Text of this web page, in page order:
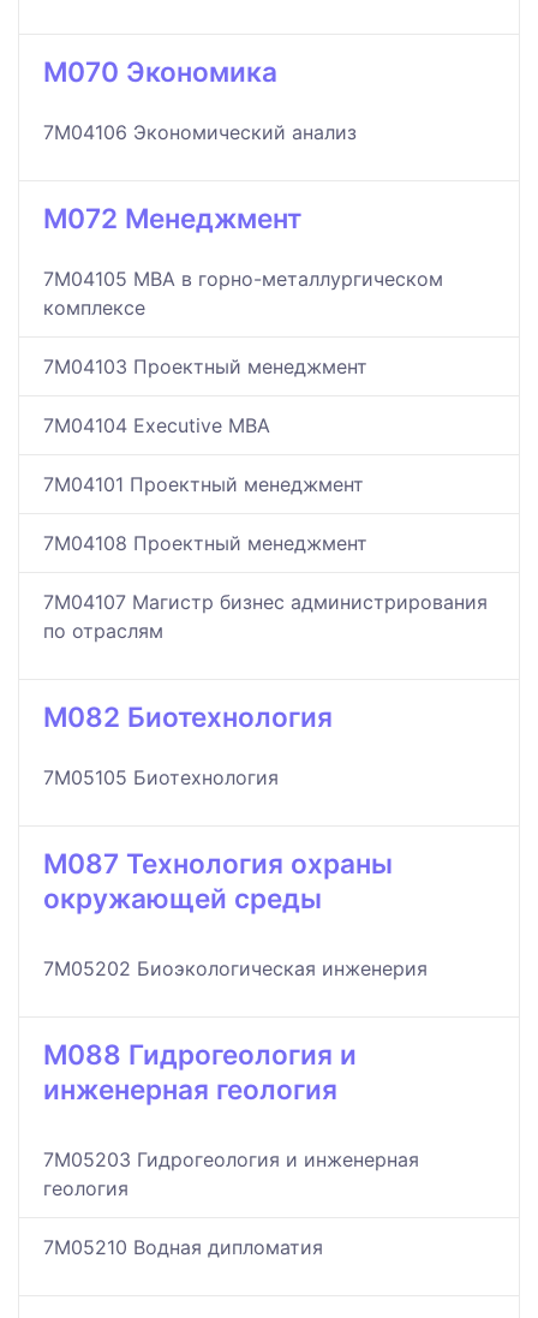
M070 Экономика
7M04106 Экономический анализ
M072 Менеджмент
7M04105 МВА в горно-металлургическом
комплексе
7M04103 Проектный менеджмент
7M04104 Executive MBA
7M04101 Проектный менеджмент
7M04108 Проектный менеджмент
7M04107 Магистр бизнес администрирования
по отраслям
M082 Биотехнология
7M05105 Биотехнология
M087 Технология охраны
окружающей среды
7M05202 Биоэкологическая инженерия
M088 Гидрогеология и
инженерная геология
7M05203 Гидрогеология и инженерная
геология
7M05210 Водная дипломатия